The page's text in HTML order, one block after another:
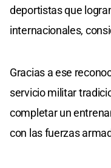
deportistas que
internacionales,
Gracias a ese
servicio militar
completar un
con las fuerzas